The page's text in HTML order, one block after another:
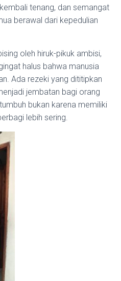
tenang, dan semangat
berawal dari kepedulian
oleh hiruk-pikuk ambisi,
halus bahwa manusia
Ada rezeki yang dititipkan
jembatan bagi orang
bukan karena memiliki
lebih sering.